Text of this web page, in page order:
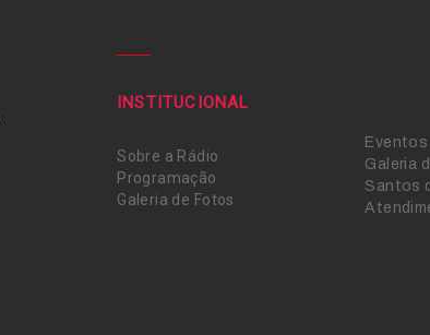
INSTITUCIONAL
Sobre a Rádio
Programação
Galeria de Fotos
Eventos
Galeria
Santos